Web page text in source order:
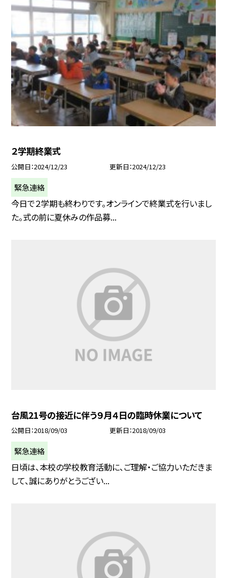
２学期終業式
公開日 2024/12/23 更新日 2024/12/23
緊急連絡
今日で２学期も終わりです。オンラインで終業式を行いまし
た。式の前に夏休みの作品募...
台風21号の接近に伴う９月４日の臨時休業について
公開日 2018/09/03 更新日 2018/09/03
緊急連絡
日頃は、本校の学校教育活動に、ご理解・ご協力いただきま
して、誠にありがとうござい...